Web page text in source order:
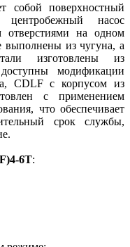
собой поверхностный
центробежный насос
отверстиями на одном
выполнены из чугуна, а
изготовлены из
модификации
CDLF с корпусом из
с применением
что обеспечивает
срок службы,
6T: